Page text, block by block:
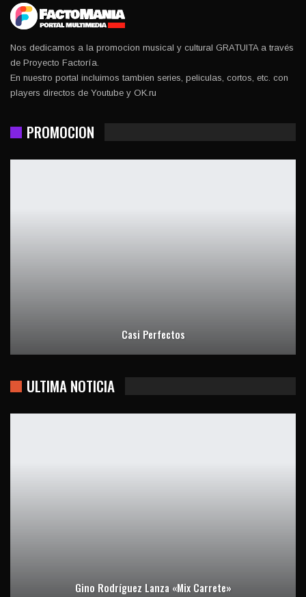
Nos dedicamos a la promocion musical y cultural GRATUITA a través
de Proyecto Factoría.
En nuestro portal incluimos tambien series, peliculas, cortos, etc. con
players directos de Youtube y OK.ru
PROMOCION
Casi Perfectos
ULTIMA NOTICIA
Gino Rodríguez Lanza «Mix Carrete»